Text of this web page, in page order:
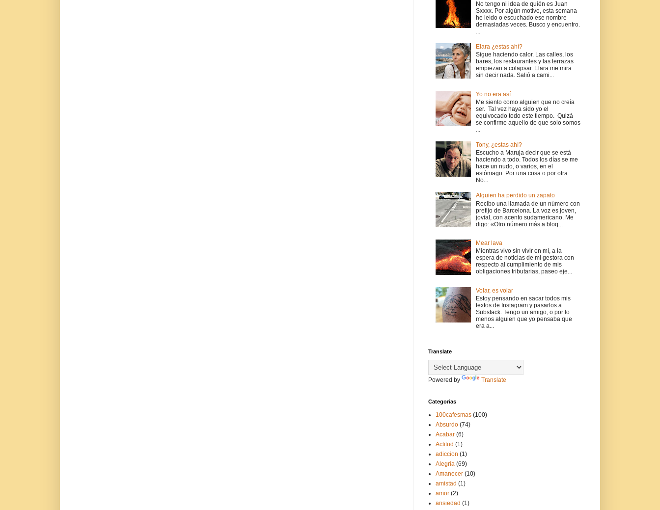
No tengo ni idea de quién es Juan
Sxxxx. Por algún motivo, esta semana
he leído o escuchado ese nombre
demasiadas veces. Busco y encuentro.
...
Elara ¿estas ahí?
Sigue haciendo calor. Las calles, los
bares, los restaurantes y las terrazas
empiezan a colapsar. Elara me mira
sin decir nada. Salió a cami...
Yo no era así
Me siento como alguien que no creía
ser. Tal vez haya sido yo el
equivocado todo este tiempo. Quizá
se confirme aquello de que solo somos
...
Tony, ¿estas ahí?
Escucho a Maruja decir que se está
haciendo a todo. Todos los días se me
hace un nudo, o varios, en el
estómago. Por una cosa o por otra.
No...
Alguien ha perdido un zapato
Recibo una llamada de un número con
prefijo de Barcelona. La voz es joven,
jovial, con acento sudamericano. Me
digo: «Otro número más a bloq...
Mear lava
Mientras vivo sin vivir en mí, a la
espera de noticias de mi gestora con
respecto al cumplimiento de mis
obligaciones tributarias, paseo eje...
Volar, es volar
Estoy pensando en sacar todos mis
textos de Instagram y pasarlos a
Substack. Tengo un amigo, o por lo
menos alguien que yo pensaba que
era a...
Translate
Powered by Translate
Categorias
100cafesmas (100)
Absurdo (74)
Acabar (6)
Actitud (1)
adiccion (1)
Alegría (69)
Amanecer (10)
amistad (1)
amor (2)
ansiedad (1)